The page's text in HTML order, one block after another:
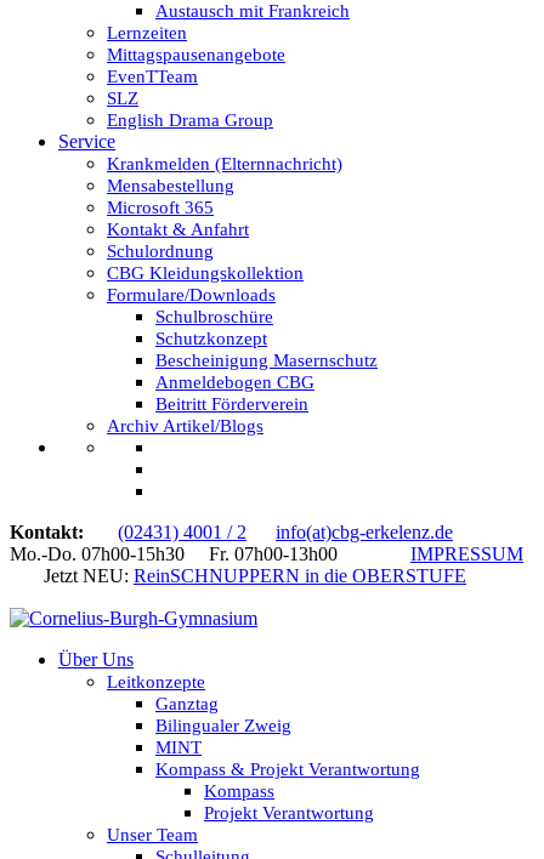
Austausch mit Frankreich
Lernzeiten
Mittagspausenangebote
EvenTTeam
SLZ
English Drama Group
Service
Krankmelden (Elternnachricht)
Mensabestellung
Microsoft 365
Kontakt & Anfahrt
Schulordnung
CBG Kleidungskollektion
Formulare/Downloads
Schulbroschüre
Schutzkonzept
Bescheinigung Masernschutz
Anmeldebogen CBG
Beitritt Förderverein
Archiv Artikel/Blogs
Kontakt: (02431) 4001 / 2
info(at)cbg-erkelenz.de
Mo.-Do. 07h00-15h30 Fr. 07h00-13h00 IMPRESSUM
Jetzt NEU: ReinSCHNUPPERN in die OBERSTUFE
Über Uns
Leitkonzepte
Ganztag
Bilingualer Zweig
MINT
Kompass & Projekt Verantwortung
Kompass
Projekt Verantwortung
Unser Team